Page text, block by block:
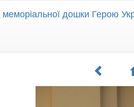
меморіальної дошки Герою